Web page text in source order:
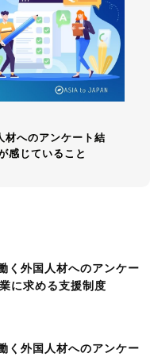
材へのアンケート結
感じていること
く外国人材へのアンケー
に求める支援制度
く外国人材へのアンケー